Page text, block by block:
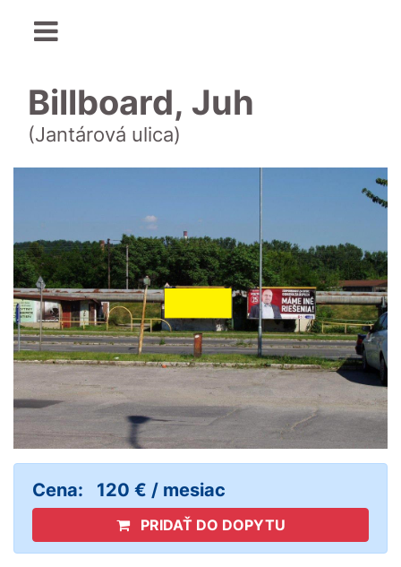
Billboard, Juh
(Jantárová ulica)
Cena: 120 € / mesiac
PRIDAŤ DO DOPYTU